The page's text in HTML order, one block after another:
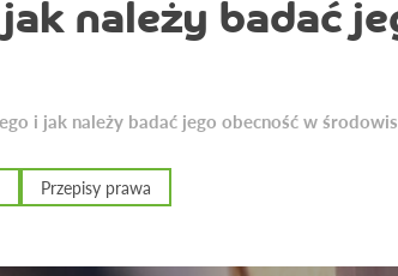
należy badać
i jak należy badać jego obecność w
Przepisy prawa